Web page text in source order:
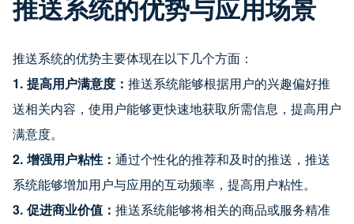
推送系统的优势与应用场景
推送系统的优势主要体现在以下几个方面：
1. 提高用户满意度： 推送系统能够根据用户的兴趣偏好推
送相关内容，使用户能够更快速地获取所需信息，提高用户
满意度。
2. 增强用户粘性： 通过个性化的推荐和及时的推送，推送
系统能够增加用户与应用的互动频率，提高用户粘性。
3. 促进商业价值： 推送系统能够将相关的商品或服务精准